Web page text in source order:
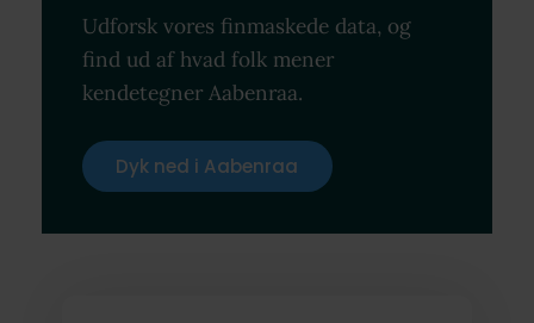
Udforsk vores finmaskede data, og
find ud af hvad folk mener
kendetegner Aabenraa.
Dyk ned i Aabenraa